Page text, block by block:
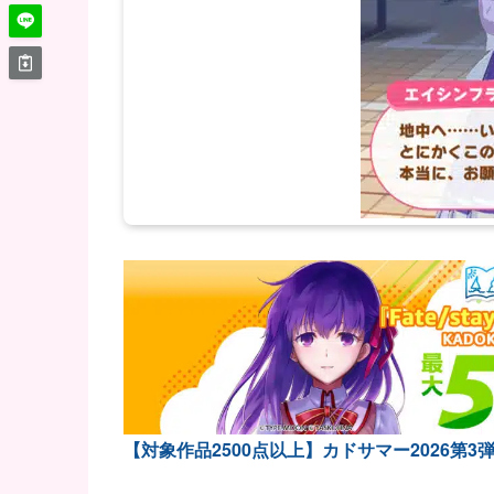
【対象作品2500点以上】カドサマー2026第3弾